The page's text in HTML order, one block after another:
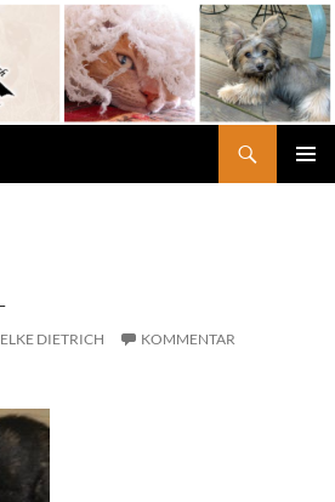
ELKE DIETRICH
KOMMENTAR